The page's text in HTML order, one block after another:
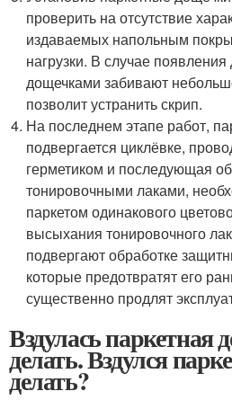
проверить на отсутствие
издаваемых напольным
нагрузки. В случае
дощечками забивают
позволит устранить скрип.
На последнем этапе работ,
подвергается циклёвке,
герметиком и последующая
тонировочными лаками,
паркетом одинакового
высыхания тонировочного
подвергают обработке
которые предотвратят его
существенно продлят
Вздулась паркетная
делать. Вздулся
делать?